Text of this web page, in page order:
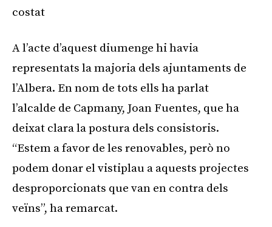
costat
A l’acte d’aquest diumenge hi havia
representats la majoria dels ajuntaments de
l’Albera. En nom de tots ells ha parlat
l’alcalde de Capmany, Joan Fuentes, que ha
deixat clara la postura dels consistoris.
“Estem a favor de les renovables, però no
podem donar el vistiplau a aquests projectes
desproporcionats que van en contra dels
veïns”, ha remarcat.